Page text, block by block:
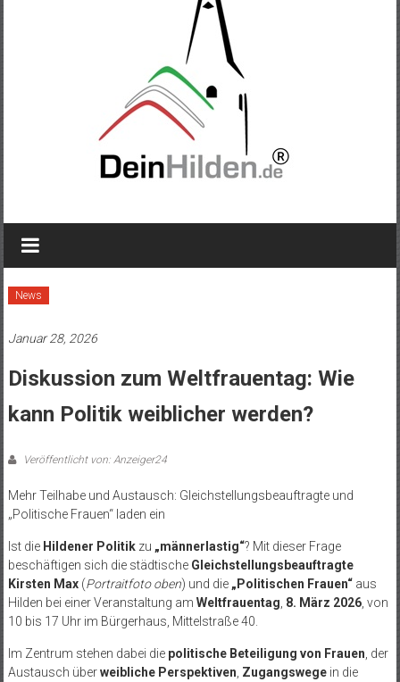
News
Januar 28, 2026
Diskussion zum Weltfrauentag: Wie
kann Politik weiblicher werden?
Veröffentlicht von: Anzeiger24
Mehr Teilhabe und Austausch: Gleichstellungsbeauftragte und
„Politische Frauen“ laden ein
Ist die Hildener Politikzu „männerlastig“? Mit dieser Frage
beschäftigen sich die städtische Gleichstellungsbeauftragte
Kirsten Max(Portraitfoto oben) und die „Politischen Frauen“aus
Hilden bei einer Veranstaltung am Weltfrauentag 8. März 2026, von
10 bis 17 Uhr im Bürgerhaus, Mittelstraße 40.
Im Zentrum stehen dabei die politische Beteiligung von Frauen , der
Austausch überweibliche Perspektiven Zugangswegein die